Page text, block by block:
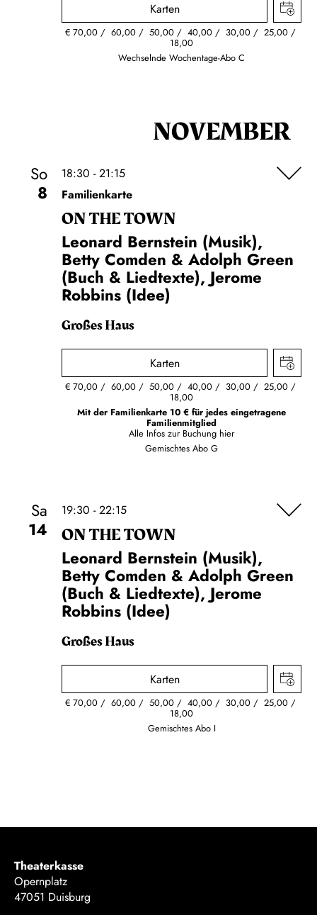
Karten
€ 70,00 60,00 50,00 40,00 30,00 25,00
18,00
Wechselnde Wochentage-Abo C
NOVEMBER
So
8
18:30 - 21:15
Familienkarte
ON THE TOWN
Leonard Bernstein (Musik),
Betty Comden & Adolph Green
(Buch & Liedtexte), Jerome
Robbins (Idee)
Großes Haus
Karten
€ 70,00 60,00 50,00 40,00 30,00 25,00
18,00
Mit der Familienkarte 10 € für jedes eingetragene
Familienmitglied
Alle Infos zur Buchung hier
Gemischtes Abo G
Sa
14
19:30 - 22:15
ON THE TOWN
Leonard Bernstein (Musik),
Betty Comden & Adolph Green
(Buch & Liedtexte), Jerome
Robbins (Idee)
Großes Haus
Karten
€ 70,00 60,00 50,00 40,00 30,00 25,00
18,00
Gemischtes Abo I
Theaterkasse
Opernplatz
47051 Duisburg